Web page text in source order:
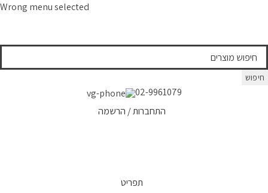
Wrong menu selected
חיפוש
02-9961079
התחברות / הרשמה
תפריט